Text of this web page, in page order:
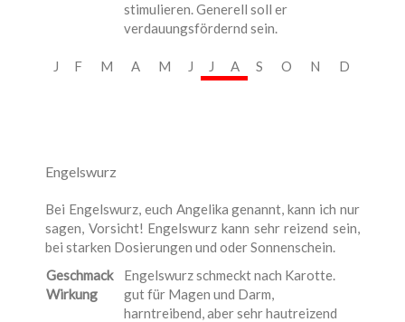
stimulieren. Generell soll er
verdauungsfördernd sein.
J F M A M J J A S O N D
Engelswurz
Bei Engelswurz, euch Angelika genannt, kann ich nur
sagen, Vorsicht! Engelswurz kann sehr reizend sein,
bei starken Dosierungen und oder Sonnenschein.
Geschmack
Engelswurz schmeckt nach Karotte.
Wirkung
gut für Magen und Darm,
harntreibend, aber sehr hautreizend